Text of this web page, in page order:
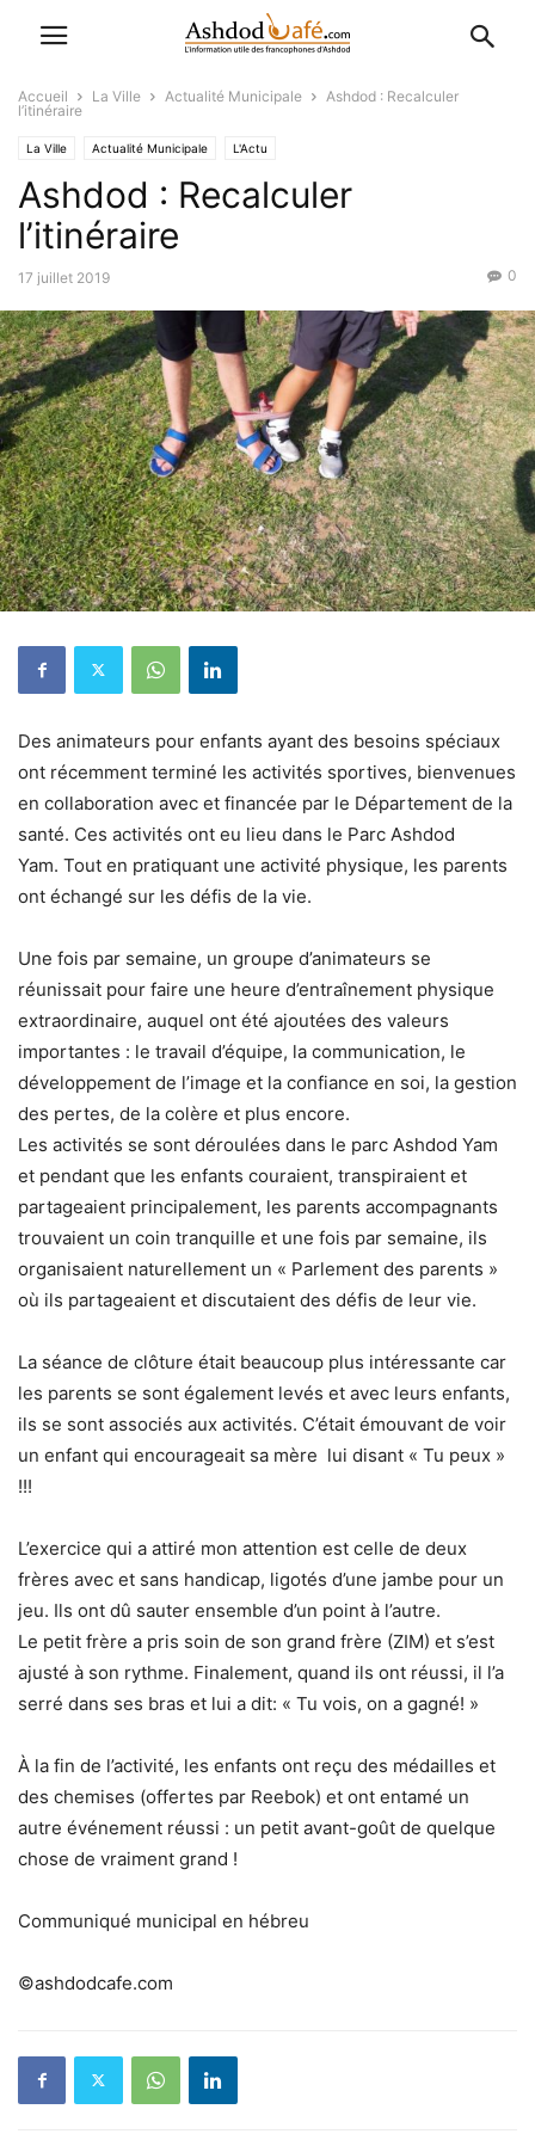
Accueil La Ville Actualité Municipale
Ashdod : Recalculer
l’itinéraire
La Ville Actualité Municipale L'Actu
Ashdod : Recalculer
l’itinéraire
17 juillet 2019 0
Des animateurs pour enfants ayant des besoins spéciaux
ont récemment terminé les activités sportives, bienvenues
en collaboration avec et financée par le Département de la
santé. Ces activités ont eu lieu dans le Parc Ashdod
Yam. Tout en pratiquant une activité physique, les parents
ont échangé sur les défis de la vie.
Une fois par semaine, un groupe d’animateurs se
réunissait pour faire une heure d’entraînement physique
extraordinaire, auquel ont été ajoutées des valeurs
importantes : le travail d’équipe, la communication, le
développement de l’image et la confiance en soi, la gestion
des pertes, de la colère et plus encore.
Les activités se sont déroulées dans le parc Ashdod Yam
et pendant que les enfants couraient, transpiraient et
partageaient principalement, les parents accompagnants
trouvaient un coin tranquille et une fois par semaine, ils
organisaient naturellement un « Parlement des parents »
où ils partageaient et discutaient des défis de leur vie.
La séance de clôture était beaucoup plus intéressante car
les parents se sont également levés et avec leurs enfants,
ils se sont associés aux activités. C’était émouvant de voir
un enfant qui encourageait sa mère lui disant « Tu peux »
!!!
L’exercice qui a attiré mon attention est celle de deux
frères avec et sans handicap, ligotés d’une jambe pour un
jeu. Ils ont dû sauter ensemble d’un point à l’autre.
Le petit frère a pris soin de son grand frère (ZIM) et s’est
ajusté à son rythme. Finalement, quand ils ont réussi, il l’a
serré dans ses bras et lui a dit: « Tu vois, on a gagné! »
À la fin de l’activité, les enfants ont reçu des médailles et
des chemises (offertes par Reebok) et ont entamé un
autre événement réussi : un petit avant-goût de quelque
chose de vraiment grand !
Communiqué municipal en hébreu
©ashdodcafe.com